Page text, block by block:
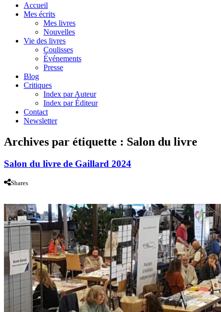
Accueil
Mes écrits
Mes livres
Nouvelles
Vie des livres
Coulisses
Événements
Presse
Blog
Critiques
Index par Auteur
Index par Éditeur
Contact
Newsletter
Archives par étiquette : Salon du livre
Salon du livre de Gaillard 2024
Shares